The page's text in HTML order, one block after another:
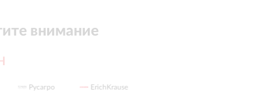
внимание
ErichKrause Grop4Media